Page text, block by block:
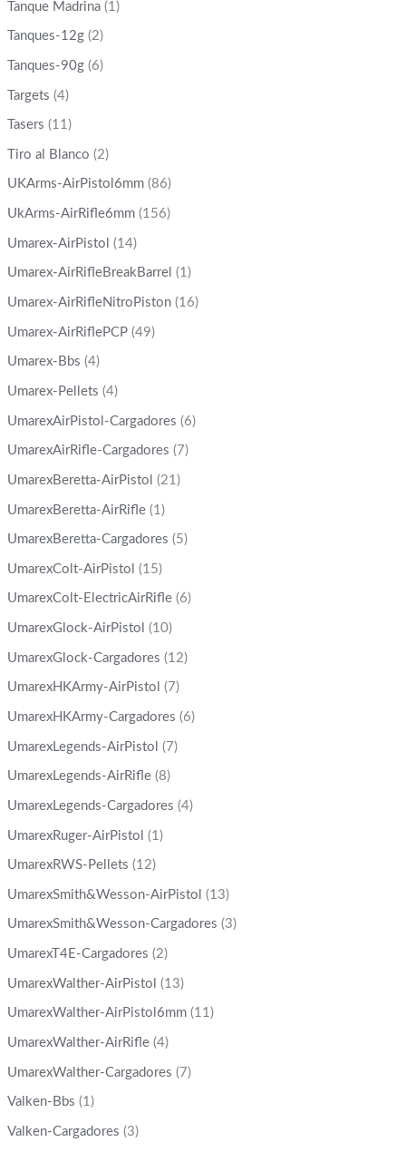
Tanque Madrina (1)
Tanques-12g (2)
Tanques-90g (6)
Targets (4)
Tasers (11)
Tiro al Blanco (2)
UKArms-AirPistol6mm (86)
UkArms-AirRifle6mm (156)
Umarex-AirPistol (14)
Umarex-AirRifleBreakBarrel (1)
Umarex-AirRifleNitroPiston (16)
Umarex-AirRiflePCP (49)
Umarex-Bbs (4)
Umarex-Pellets (4)
UmarexAirPistol-Cargadores (6)
UmarexAirRifle-Cargadores (7)
UmarexBeretta-AirPistol (21)
UmarexBeretta-AirRifle (1)
UmarexBeretta-Cargadores (5)
UmarexColt-AirPistol (15)
UmarexColt-ElectricAirRifle (6)
UmarexGlock-AirPistol (10)
UmarexGlock-Cargadores (12)
UmarexHKArmy-AirPistol (7)
UmarexHKArmy-Cargadores (6)
UmarexLegends-AirPistol (7)
UmarexLegends-AirRifle (8)
UmarexLegends-Cargadores (4)
UmarexRuger-AirPistol (1)
UmarexRWS-Pellets (12)
UmarexSmith&Wesson-AirPistol (13)
UmarexSmith&Wesson-Cargadores (3)
UmarexT4E-Cargadores (2)
UmarexWalther-AirPistol (13)
UmarexWalther-AirPistol6mm (11)
UmarexWalther-AirRifle (4)
UmarexWalther-Cargadores (7)
Valken-Bbs (1)
Valken-Cargadores (3)